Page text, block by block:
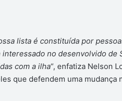
lista é constituída por
no desenvolvido de
com a ilha“, enfatiza Nelson
que defendem uma mudança